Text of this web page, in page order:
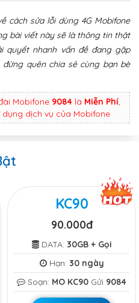
cách sửa lỗi dùng 4G Mobifone
bài viết này sẽ là thông tin thật
quyết nhanh vấn đề đang gặp
quên chia sẻ cùng bạn bè
Mobifone 9084là Miễn Phí,
dịch vụ của Mobifone
KC90
90.000đ
DATA: 30GB + Gọi
Hạn: 30 ngày
Soạn: MO KC90 Gửi 9084